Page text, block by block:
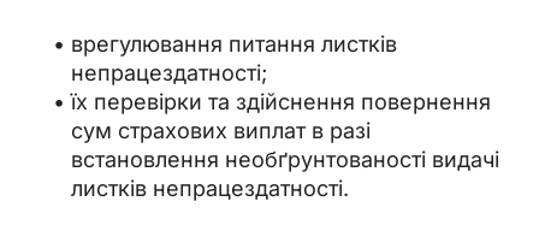
врегулювання питання листків
непрацездатності;
їх перевірки та здійснення повернення
сум страхових виплат в разі
встановлення необґрунтованості видачі
листків непрацездатності.